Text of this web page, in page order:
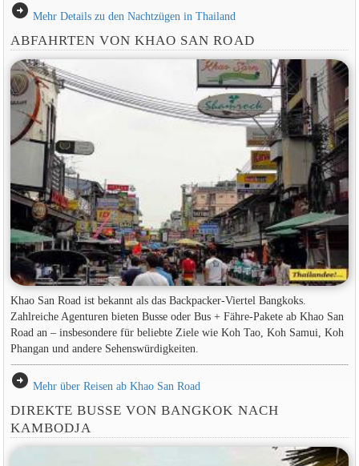
arrow_circle_right Mehr Details zu den Nachtzügen in Thailand
ABFAHRTEN VON KHAO SAN ROAD
Khao San Road ist bekannt als das Backpacker-Viertel Bangkoks.
Zahlreiche Agenturen bieten Busse oder Bus + Fähre-Pakete ab Khao San
Road an – insbesondere für beliebte Ziele wie Koh Tao, Koh Samui, Koh
Phangan und andere Sehenswürdigkeiten.
arrow_circle_right Mehr über Reisen ab Khao San Road
DIREKTE BUSSE VON BANGKOK NACH
KAMBODJA